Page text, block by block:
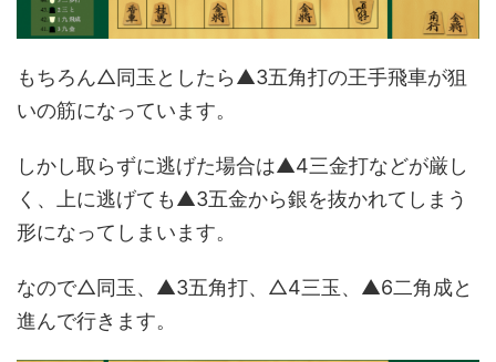
もちろん△同玉としたら▲3五角打の王手飛車が狙
いの筋になっています。
しかし取らずに逃げた場合は▲4三金打などが厳し
く、上に逃げても▲3五金から銀を抜かれてしまう
形になってしまいます。
なので△同玉、▲3五角打、△4三玉、▲6二角成と
進んで行きます。